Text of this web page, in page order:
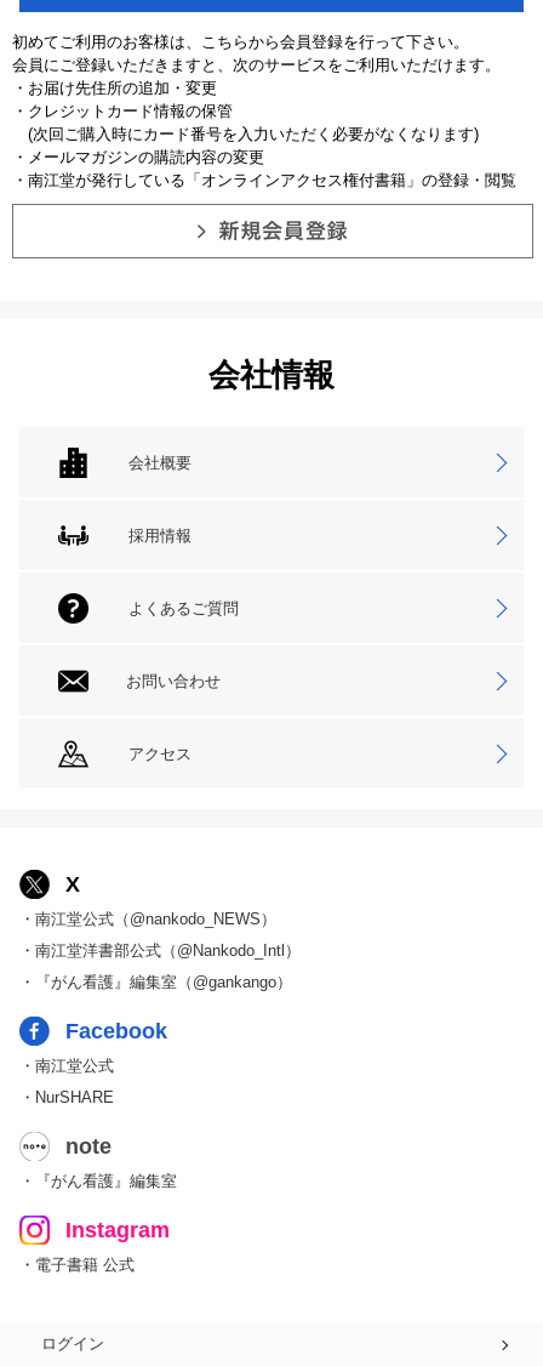
初めてご利用のお客様は、こちらから会員登録を行って下さい。
会員にご登録いただきますと、次のサービスをご利用いただけます。
・お届け先住所の追加・変更
・クレジットカード情報の保管
(次回ご購入時にカード番号を入力いただく必要がなくなります)
・メールマガジンの購読内容の変更
・南江堂が発行している「オンラインアクセス権付書籍」の登録・閲覧
会社情報
会社概要
採用情報
よくあるご質問
お問い合わせ
アクセス
X
・南江堂公式（@nankodo_NEWS）
・南江堂洋書部公式（@Nankodo_Intl）
・『がん看護』編集室（@gankango）
Facebook
・南江堂公式
・NurSHARE
note
・『がん看護』編集室
Instagram
・電子書籍 公式
ログイン